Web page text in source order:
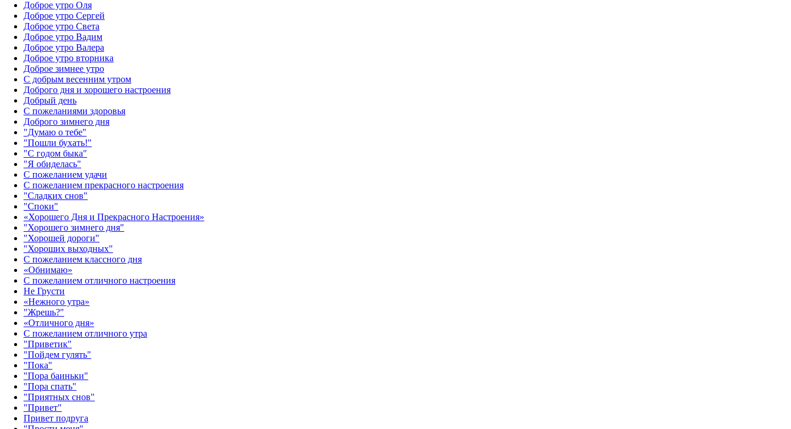
Доброе утро Оля
Доброе утро Сергей
Доброе утро Света
Доброе утро Вадим
Доброе утро Валера
Доброе утро вторника
Доброе зимнее утро
С добрым весенним утром
Доброго дня и хорошего настроения
Добрый день
С пожеланиями здоровья
Доброго зимнего дня
"Думаю о тебе"
"Пошли бухать!"
"С годом быка"
"Я обиделась"
С пожеланием удачи
С пожеланием прекрасного настроения
"Сладких снов"
"Споки"
«Хорошего Дня и Прекрасного Настроения»
"Хорошего зимнего дня"
"Хорошей дороги"
"Хороших выходных"
С пожеланием классного дня
«Обнимаю»
С пожеланием отличного настроения
Не Грусти
«Нежного утра»‎
"Жрешь?"
«Отличного дня»‎
С пожеланием отличного утра
"Приветик"
"Пойдем гулять"
"Пока"
"Пора баиньки"
"Пора спать"
"Приятных снов"
"Привет"
Привет подруга